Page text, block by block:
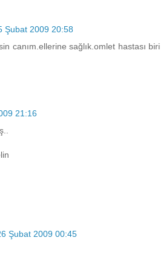
Şubat 2009 20:58
canım.ellerine sağlık.omlet hastası biri
21:16
Şubat 2009 00:45